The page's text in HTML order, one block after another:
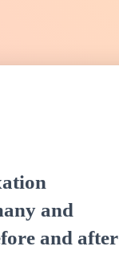
and
and after